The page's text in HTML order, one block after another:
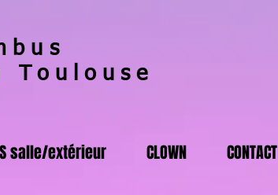
Toulouse
salle/extérieur CLOWN CONTACT